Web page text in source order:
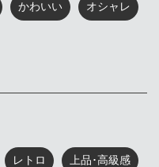
かわいい オシャレ
レトロ 上品･高級感